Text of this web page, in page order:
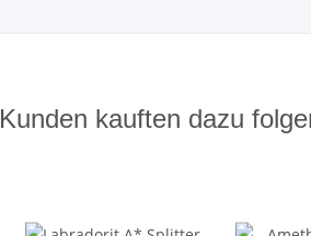
Kunden kauften dazu